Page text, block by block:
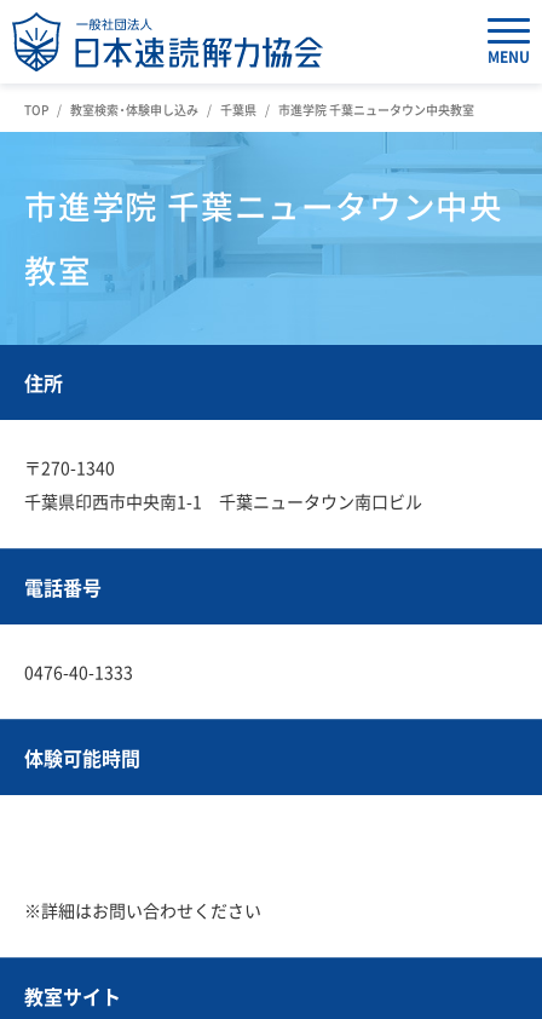
MENU
TOP 教室検索・体験申し込み 千葉県 市進学院 千葉ニュータウン中央教室
市進学院 千葉ニュータウン中央
教室
住所
〒270-1340
千葉県印西市中央南1-1 千葉ニュータウン南口ビル
電話番号
0476-40-1333
体験可能時間
※詳細はお問い合わせください
教室サイト